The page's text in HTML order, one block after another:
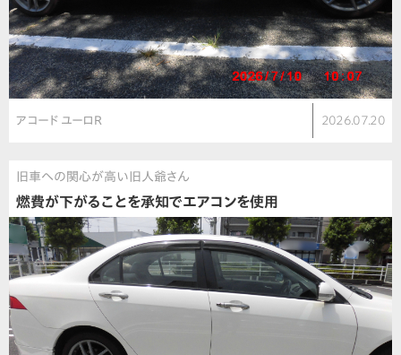
アコード ユーロR 2026.07.20
旧車への関心が高い旧人爺さん
燃費が下がることを承知でエアコンを使用